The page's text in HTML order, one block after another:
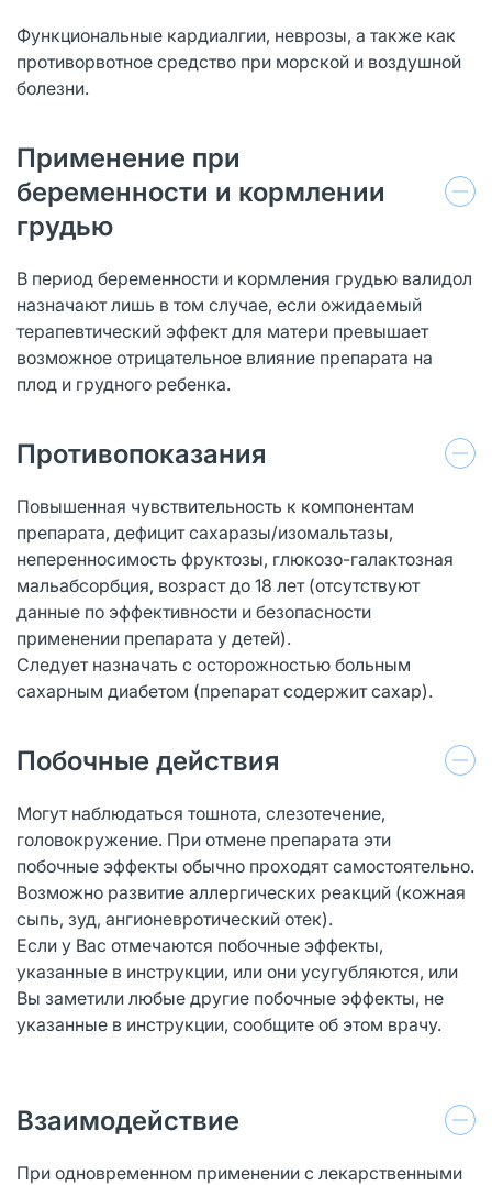
Функциональные кардиалгии, неврозы, а также как
противорвотное средство при морской и воздушной
болезни.
Применение при
беременности и кормлении
грудью
В период беременности и кормления грудью валидол
назначают лишь в том случае, если ожидаемый
терапевтический эффект для матери превышает
возможное отрицательное влияние препарата на
плод и грудного ребенка.
Противопоказания
Повышенная чувствительность к компонентам
препарата, дефицит сахаразы/изомальтазы,
неперенносимость фруктозы, глюкозо-галактозная
мальабсорбция, возраст до 18 лет (отсутствуют
данные по эффективности и безопасности
применении препарата у детей).
Следует назначать с осторожностью больным
сахарным диабетом (препарат содержит сахар).
Побочные действия
Могут наблюдаться тошнота, слезотечение,
головокружение. При отмене препарата эти
побочные эффекты обычно проходят самостоятельно.
Возможно развитие аллергических реакций (кожная
сыпь, зуд, ангионевротический отек).
Если у Вас отмечаются побочные эффекты,
указанные в инструкции, или они усугубляются, или
Вы заметили любые другие побочные эффекты, не
указанные в инструкции, сообщите об этом врачу.
Взаимодействие
При одновременном применении с лекарственными